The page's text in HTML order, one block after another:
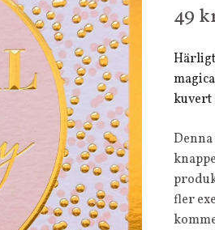
49
kuvert
fler